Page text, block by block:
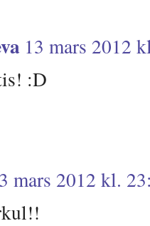
13 mars 2012
:D
mars 2012 kl.